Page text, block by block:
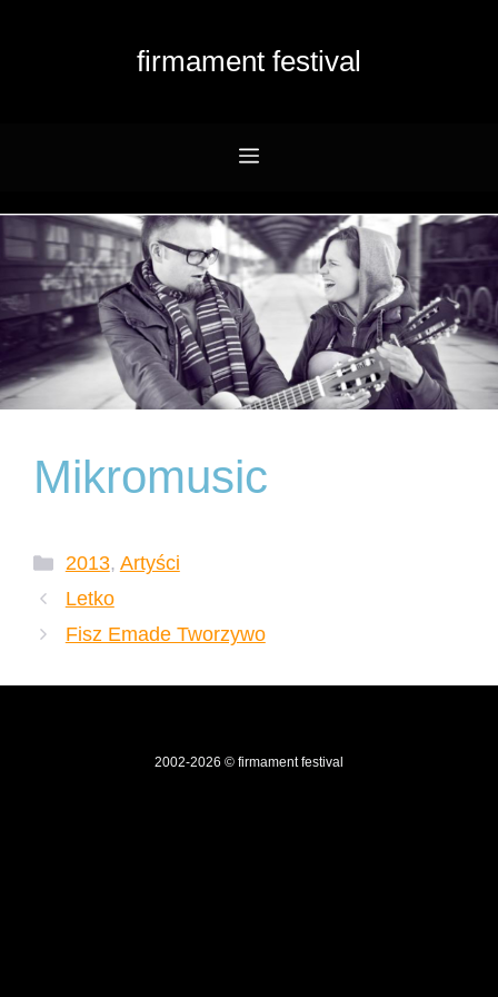
firmament festival
Menu
Mikromusic
Kategorie
2013, Artyści
Letko
Fisz Emade Tworzywo
2002-2026 © firmament festival